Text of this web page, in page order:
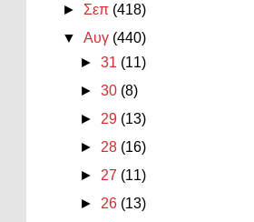
► Σεπ (418)
▼Αυγ (440)
►31 (11)
►30 (8)
► 29 (13)
► 28 (16)
► 27 (11)
► 26 (13)